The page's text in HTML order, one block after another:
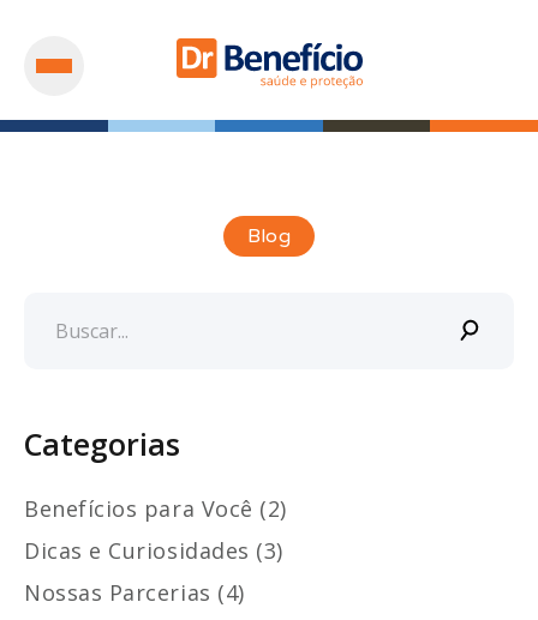
Blog
Categorias
Benefícios para Você (2)
Dicas e Curiosidades (3)
Nossas Parcerias (4)